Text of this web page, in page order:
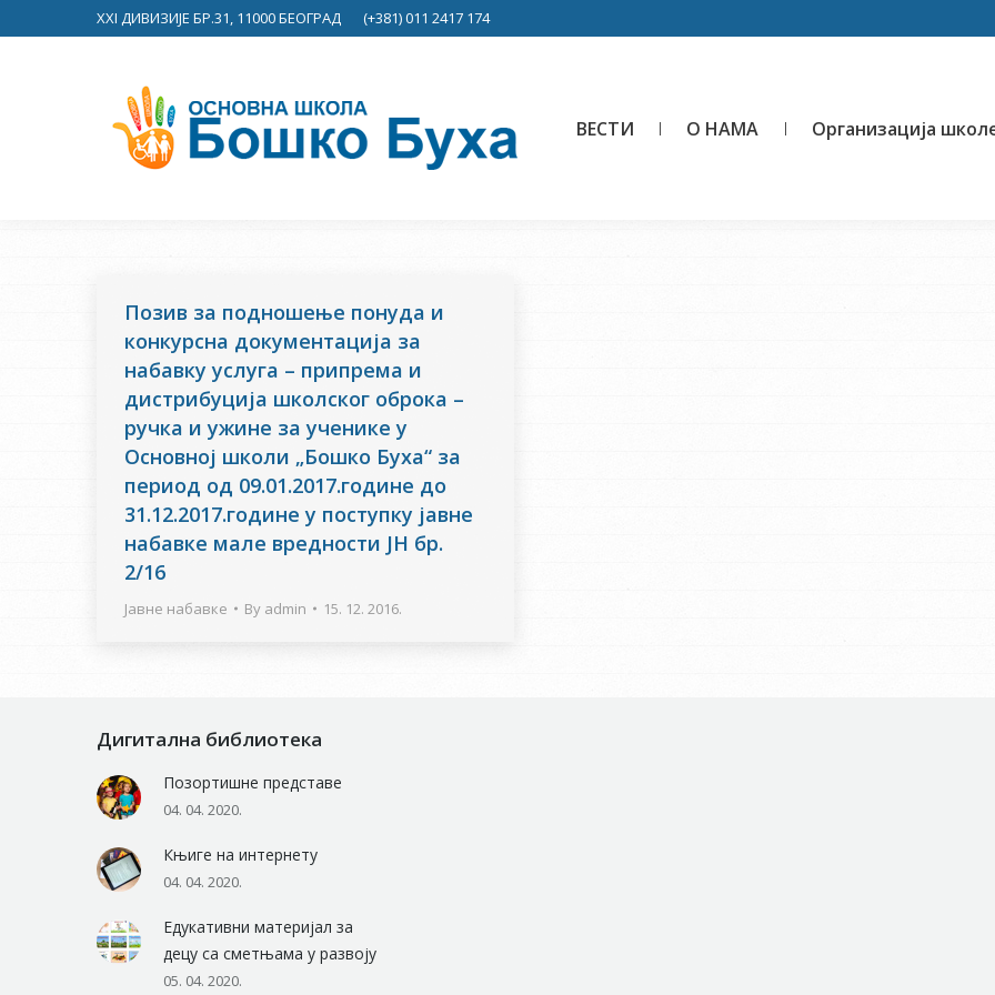
XXI ДИВИЗИЈЕ БР.31, 11000 БЕОГРАД (+381) 011 2417 174
ВЕСТИ О НАМА Организација
Позив за подношење понуда и
конкурсна документација за
набавку услуга – припрема и
дистрибуција школског оброка –
ручка и ужине за ученике у
Основној школи „Бошко Буха“ за
период од 09.01.2017.године до
31.12.2017.године у поступку јавне
набавке мале вредности ЈН бр.
2/16
Јавне набавке By admin 15. 12. 2016.
Дигитална библиотека
Позортишне представе
04. 04. 2020.
Књиге на интернету
04. 04. 2020.
Едукативни материјал за
децу са сметњама у развоју
05. 04. 2020.